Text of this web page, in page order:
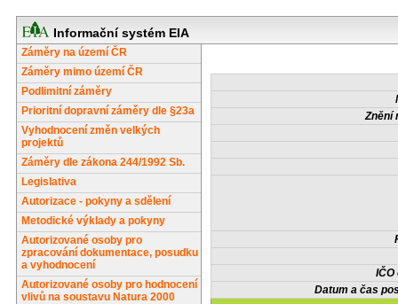
Informační systém EIA
Záměry na území ČR
Záměry mimo území ČR
Podlimitní záměry
Prioritní dopravní záměry dle §23a
Vyhodnocení změn velkých
projektů
Záměry dle zákona 244/1992 Sb.
Legislativa
Autorizace - pokyny a sdělení
Metodické výklady a pokyny
Autorizované osoby pro
zpracování dokumentace, posudku
a vyhodnocení
Autorizované osoby pro hodnocení
vlivů na soustavu Natura 2000
Znění
IČO
Datum a čas